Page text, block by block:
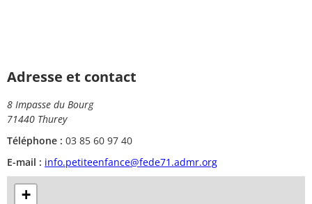
Adresse et contact
8 Impasse du Bourg
71440 Thurey
Téléphone : 03 85 60 97 40
E-mail : info.petiteenfance@fede71.admr.org
+